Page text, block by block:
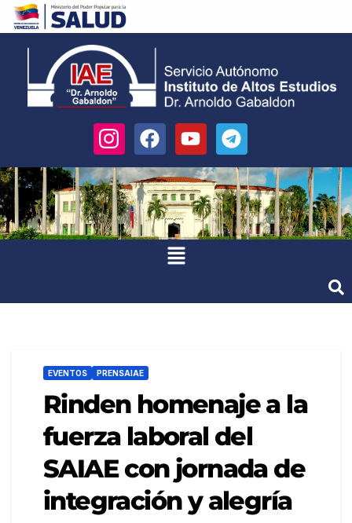
EVENTOS PRENSAIAE
Rinden homenaje a la
fuerza laboral del
SAIAE con jornada de
integración y alegría